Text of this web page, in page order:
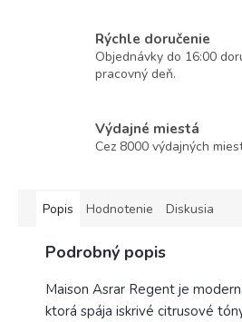
Rýchle doručenie
Objednávky do 16:00
pracovný deň.
Výdajné miestá
Cez 8000 výdajných
Popis Hodnotenie Diskusia
Podrobný popis
Maison Asrar Regent je
ktorá spája iskrivé citrusové